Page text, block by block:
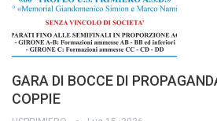
GARA DI BOCCE DI
COPPIE